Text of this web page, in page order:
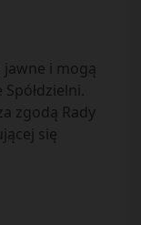
jawne i mogą
zgodą Rady
się